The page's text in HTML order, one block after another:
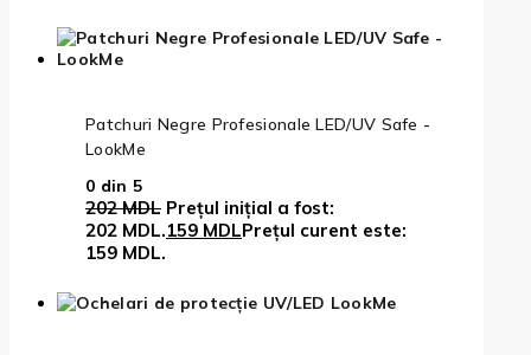
Patchuri Negre Profesionale LED/UV Safe -
LookMe
0 din 5
202MDL Prețul inițial a fost:
202 MDL.159 MDLPrețul curent este:
159 MDL.